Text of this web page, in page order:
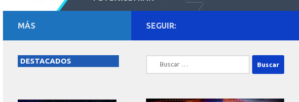
SEGUIR:
Buscar:
MÁS
DESTACADOS